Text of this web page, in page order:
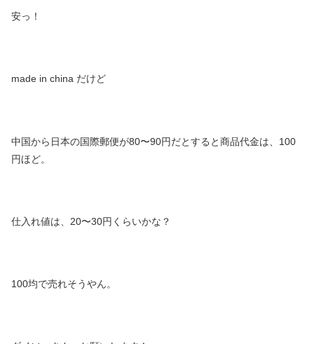
安っ！
made in china だけど
中国から日本の国際郵便が80〜90円だとすると商品代金は、100
円ほど。
仕入れ値は、20〜30円くらいかな？
100均で売れそうやん。